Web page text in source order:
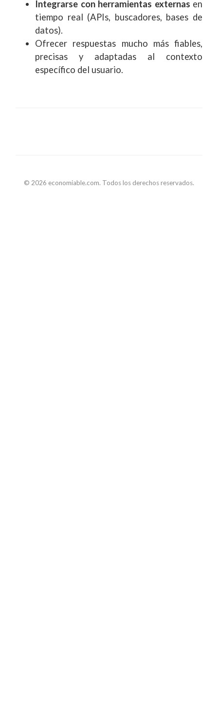
Integrarse con herramientas externas en
tiempo real (APIs, buscadores, bases de
datos).
Ofrecer respuestas mucho más fiables,
precisas y adaptadas al contexto
específico del usuario.
© 2026 economiable.com. Todos los derechos reservados.